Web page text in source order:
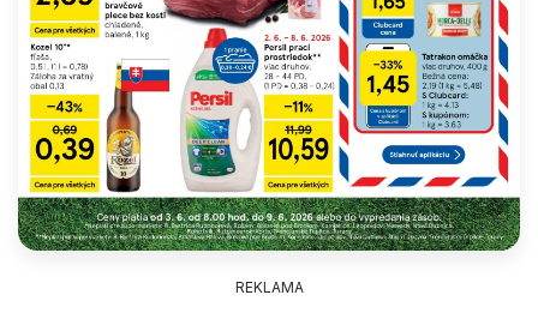
REKLAMA